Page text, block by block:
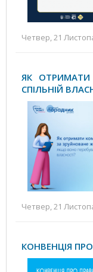
Четвер, 21
ЯК
СПІЛЬНІЙ
Четвер, 21
КОНВЕНЦІЯ